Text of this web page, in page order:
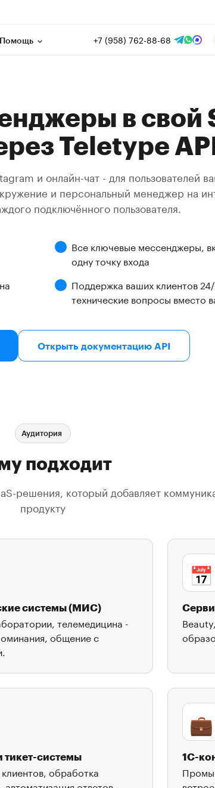
Помощь +7 (958) 762-88-68
в свой
Teletype
и онлайн-чат - для пользователей
и персональный менеджер на
подключённого пользователя.
Все ключевые мессенджеры,
одну точку входа
Поддержка ваших клиентов
технические вопросы вместо
Открыть документацию API
Аудитория
подходит
решения, который добавляет
продукту
системы (МИС)
телемедицина -
общение с
📅
тикет-системы
обработка
💼
1С-